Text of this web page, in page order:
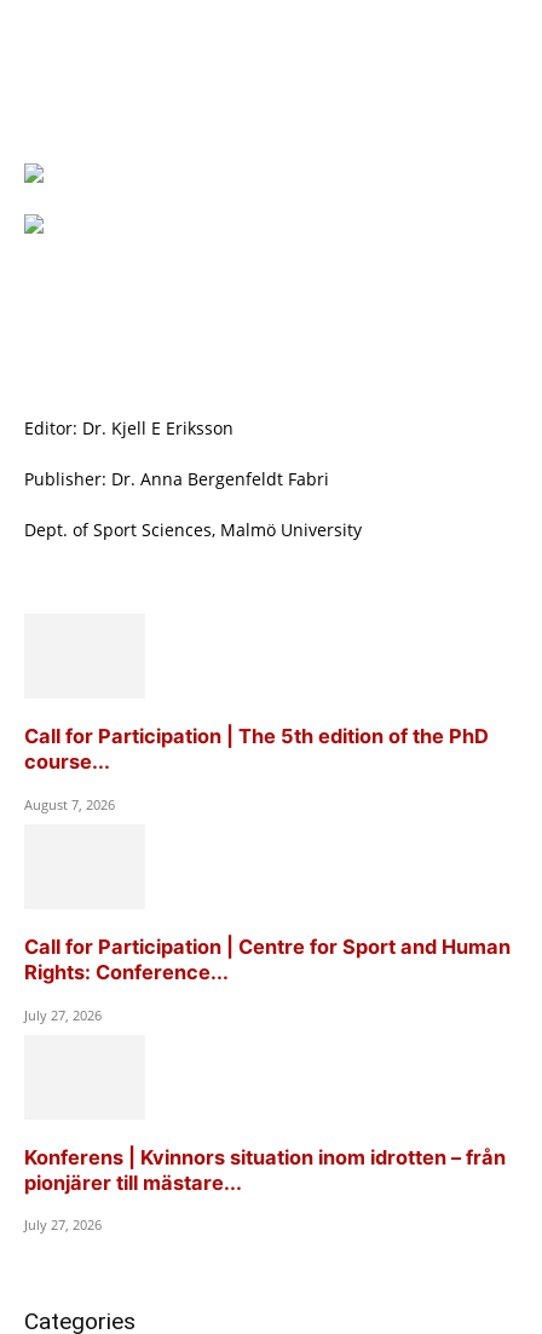
Editor: Dr. Kjell E Eriksson
Publisher: Dr. Anna Bergenfeldt Fabri
Dept. of Sport Sciences, Malmö University
Call for Participation | The 5th edition of the PhD
course...
August 7, 2026
Call for Participation | Centre for Sport and Human
Rights: Conference...
July 27, 2026
Konferens | Kvinnors situation inom idrotten – från
pionjärer till mästare...
July 27, 2026
Categories